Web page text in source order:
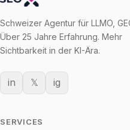
Schweizer Agentur für LLMO,
Über 25 Jahre Erfahrung. Mehr
Sichtbarkeit in der KI-Ära.
in 𝕏 ig
SERVICES